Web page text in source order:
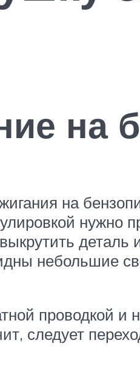
на
на
нужно
небольшие
проводкой и
следует